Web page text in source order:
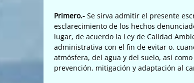
Primero.- Se sirva admitir el presente
esclarecimiento de los hechos
lugar, de acuerdo la Ley de Calidad
administrativa con el fin de evitar o,
atmósfera, del agua y del suelo, así
prevención, mitigación y adaptación al